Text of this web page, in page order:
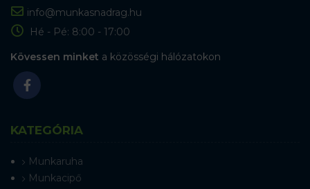
info@munkasnadrag.hu
Hé - Pé: 8:00 - 17:00
Kövessen minket a közösségi hálózatokon
KATEGÓRIA
Munkaruha
Munkacipő